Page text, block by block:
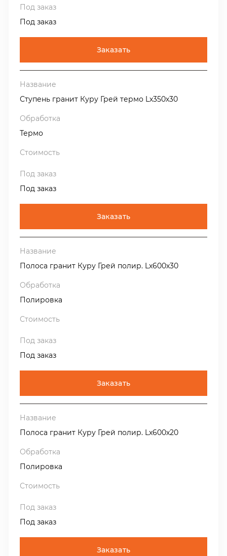
Под заказ
Заказать
Ступень гранит Куру Грей термо Lх350х30
Термо
Под заказ
Заказать
Полоса гранит Куру Грей полир. Lх600х30
Полировка
Под заказ
Заказать
Полоса гранит Куру Грей полир. Lх600х20
Полировка
Под заказ
Заказать